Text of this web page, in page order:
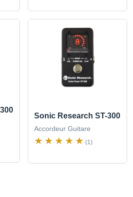
Sonic Research ST-300
Accordeur Guitare
(1)